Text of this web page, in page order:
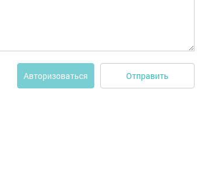
Авторизоваться Отправить